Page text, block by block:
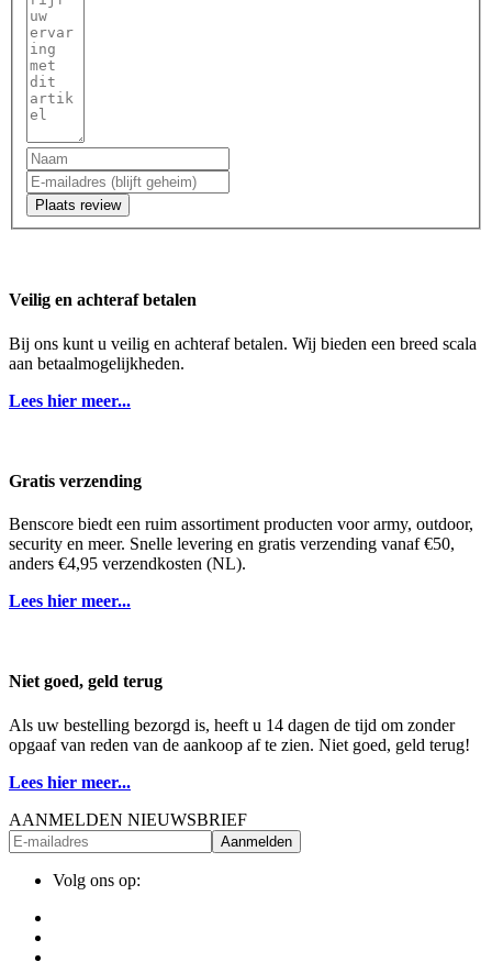
Plaats review
Veilig en achteraf betalen
Bij ons kunt u veilig en achteraf betalen. Wij bieden een breed scala
aan betaalmogelijkheden.
Lees hier meer...
Gratis verzending
Benscore biedt een ruim assortiment producten voor army, outdoor,
security en meer. Snelle levering en gratis verzending vanaf €50,
anders €4,95 verzendkosten (NL).
Lees hier meer...
Niet goed, geld terug
Als uw bestelling bezorgd is, heeft u 14 dagen de tijd om zonder
opgaaf van reden van de aankoop af te zien. Niet goed, geld terug!
Lees hier meer...
AANMELDEN NIEUWSBRIEF
Aanmelden
Volg ons op: